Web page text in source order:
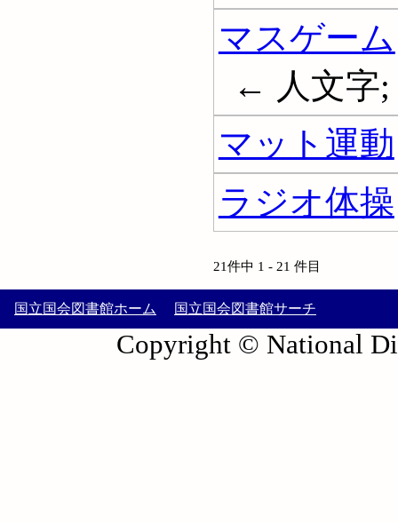
マスゲーム
← 人文字;
マット運動
ラジオ体操
21件中 1 - 21 件目
国立国会図書館ホーム 国立国会図書館サーチ
Copyright © National